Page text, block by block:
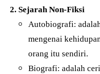
2. Sejarah Non-Fiksi
Autobiografi:
mengenai
orang itu sendiri.
Biografi: adalah